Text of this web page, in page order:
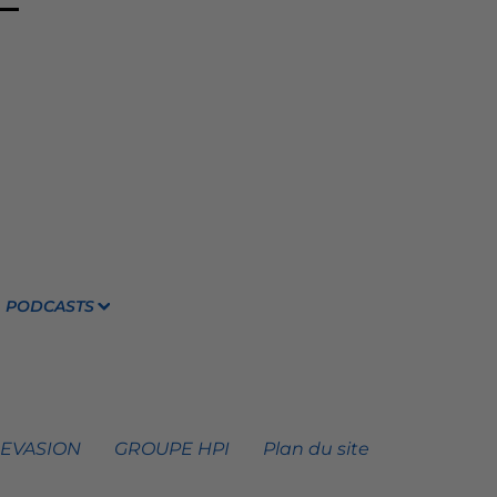
PODCASTS
GROUPE HPI Plan du site